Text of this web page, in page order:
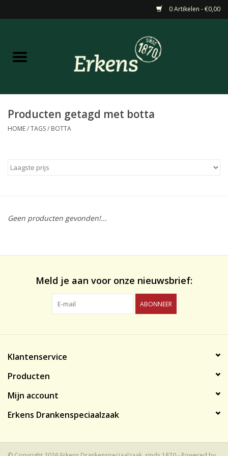
0 Artikelen - €0,00
Home
Barneveldse specialiteiten
Gedistilleerd &
Producten getagd met botta
HOME/TAGS/ BOTTA
Geen producten gevonden!...
Meld je aan voor onze nieuwsbrief:
ABONNEER
Klantenservice
Producten
Mijn account
Erkens Drankenspeciaalzaak